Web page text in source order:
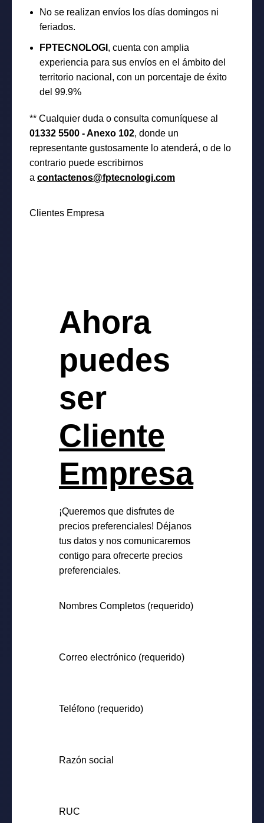
No se realizan envíos los días domingos ni
feriados.
FPTECNOLOGI , cuenta con amplia
experiencia para sus envíos en el ámbito del
territorio nacional, con un porcentaje de éxito
del 99.9%
** Cualquier duda o consulta comuníquese al
01332 5500 - Anexo 102, donde un
representante gustosamente lo atenderá, o de lo
contrario puede escribirnos
a contactenos@fptecnologi.com
Clientes Empresa
Ahora
puedes
ser
Cliente
Empresa
¡Queremos que disfrutes de
precios preferenciales! Déjanos
tus datos y nos comunicaremos
contigo para ofrecerte precios
preferenciales.
Nombres Completos (requerido)
Correo electrónico (requerido)
Teléfono (requerido)
Razón social
RUC